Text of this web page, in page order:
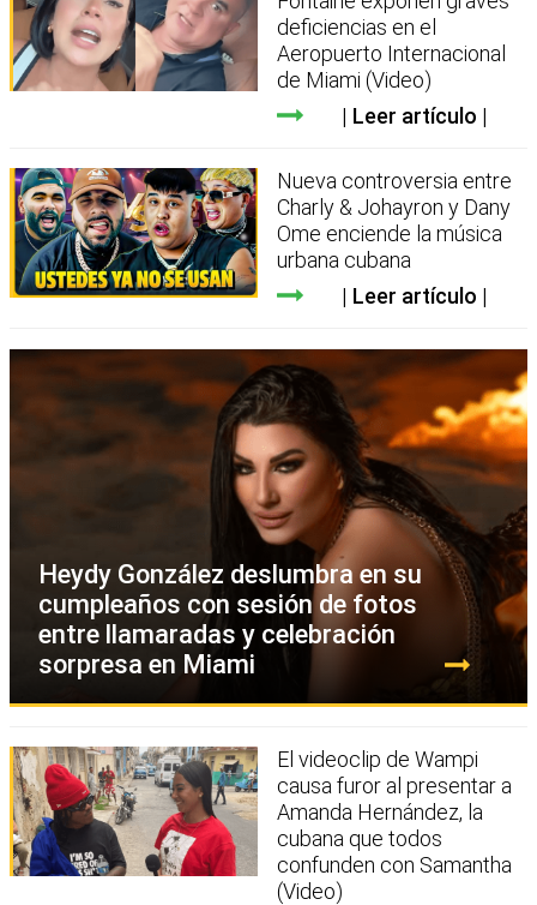
deficiencias en el
Aeropuerto Internacional
de Miami (Video)
Leer artículo
Nueva controversia entre
Charly & Johayron y Dany
Ome enciende la música
urbana cubana
Leer artículo
Heydy González deslumbra en su
cumpleaños con sesión de fotos
entre llamaradas y celebración
sorpresa en Miami
El videoclip de Wampi
causa furor al presentar a
Amanda Hernández, la
cubana que todos
confunden con Samantha
(Video)